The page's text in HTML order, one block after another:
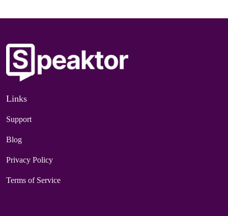
Links
Support
Blog
Privacy Policy
Terms of Service